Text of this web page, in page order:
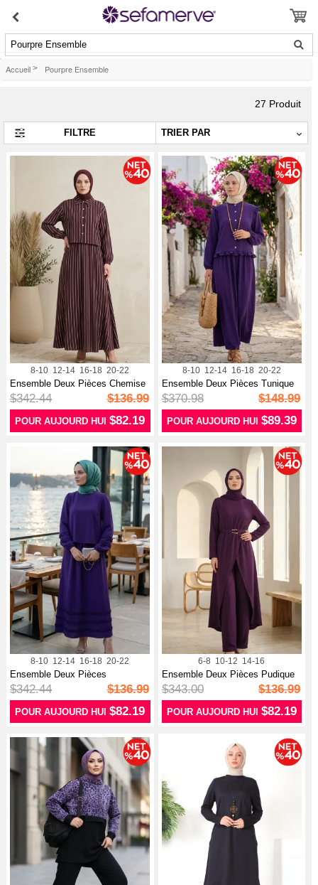
Pourpre Ensemble
Accueil > Pourpre Ensemble
27 Produit
FILTRE
8-10 12-14 16-18 20-22
Ensemble Deux Pièces Chemise
Rayée ...
$342.44 $136.99
POUR AUJOURD HUI$82.19
8-10 12-14 16-18 20-22
Ensemble Deux Pièces Tunique
Et Jup...
$370.98 $148.99
POUR AUJOURD HUI $89.39
8-10 12-14 16-18 20-22
Ensemble Deux Pièces
Chemisier Et J...
$342.44 $136.99
POUR AUJOURD HUI$82.19
6-8 10-12 14-16
Ensemble Deux Pièces Pudique
Avec T...
$343.00 $136.99
POUR AUJOURD HUI $82.19